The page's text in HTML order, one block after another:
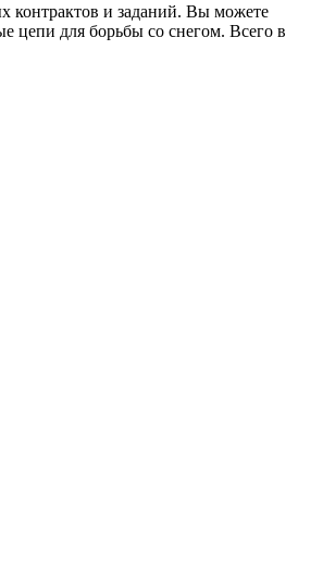
контрактов и заданий. Вы можете
цепи для борьбы со снегом. Всего в